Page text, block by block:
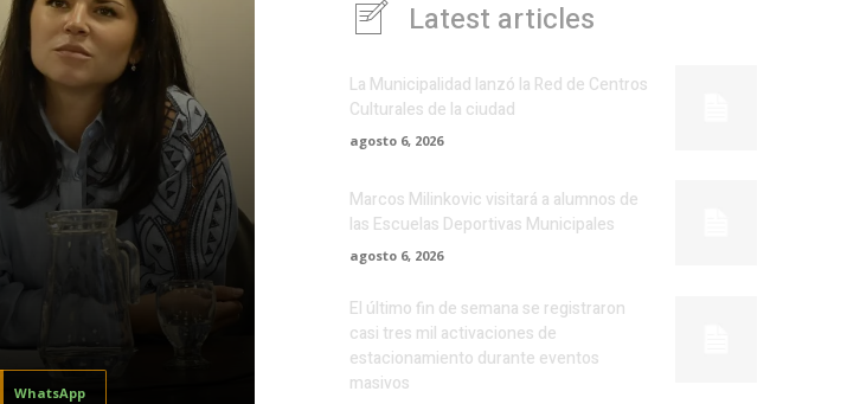
WhatsApp
Latest articles
La Municipalidad lanzó la Red de Centros
Culturales de la ciudad
agosto 6, 2026
Marcos Milinkovic visitará a alumnos de
las Escuelas Deportivas Municipales
agosto 6, 2026
El último fin de semana se registraron
casi tres mil activaciones de
estacionamiento durante eventos
masivos